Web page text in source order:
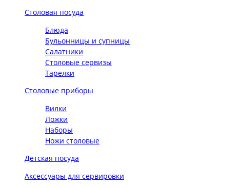
Столовая посуда
Блюда
Бульонницы и супницы
Салатники
Столовые сервизы
Тарелки
Столовые приборы
Вилки
Ложки
Наборы
Ножи столовые
Детская посуда
Аксессуары для сервировки